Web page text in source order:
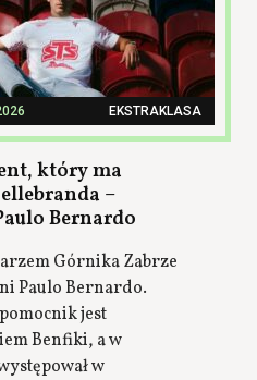
EKSTRAKLASA
który ma
–
Bernardo
Górnika Zabrze
Paulo Bernardo.
jest
Benfiki, a w
w